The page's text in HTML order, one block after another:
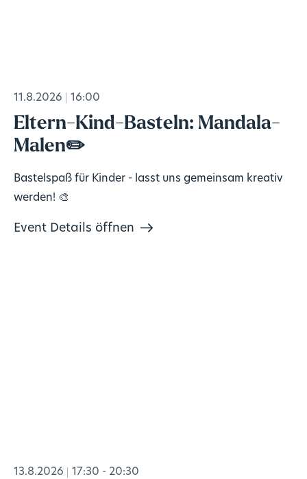
11.8.2026 16:00
Eltern-Kind-Basteln: Mandala-
Malen✏️
Bastelspaß für Kinder - lasst uns gemeinsam kreativ
werden! 🎨
Event Details öffnen
13.8.2026 17:30 - 20:30